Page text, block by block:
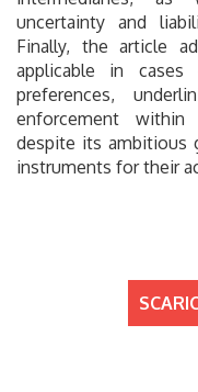
uncertainty and
Finally, the article
applicable in
preferences,
enforcement within
despite its ambitious
instruments for their